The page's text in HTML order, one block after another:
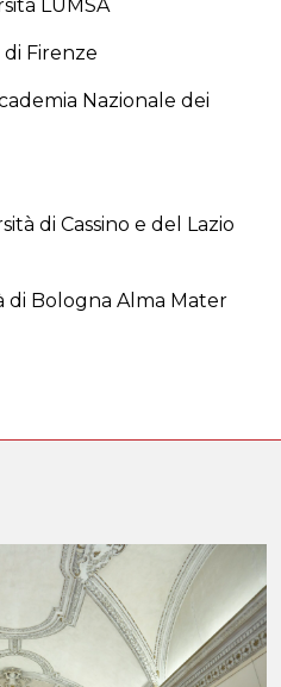
LUMSA
Firenze
Nazionale dei
di Cassino e del Lazio
di Bologna Alma Mater